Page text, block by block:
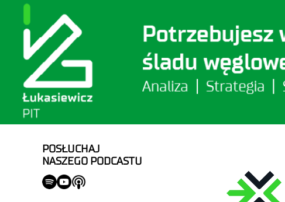
POSŁUCHAJ
NASZEGO PODCASTU